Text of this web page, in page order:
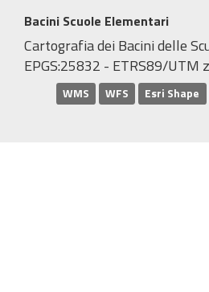
Bacini Scuole Elementari
Cartografia dei Bacini delle
EPGS:25832 - ETRS89/UTM
WMS WFS Esri Shape